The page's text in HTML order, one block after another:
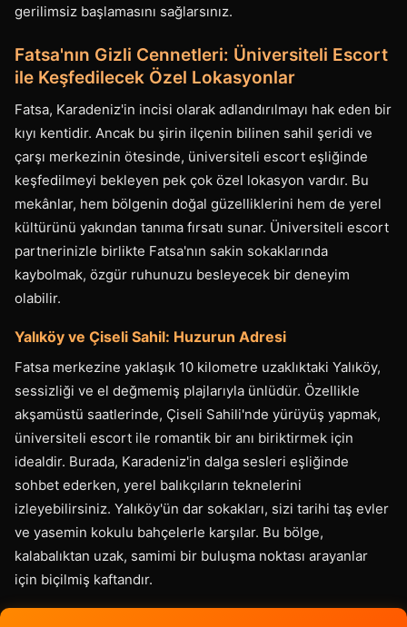
gerilimsiz başlamasını sağlarsınız.
Fatsa'nın Gizli Cennetleri: Üniversiteli Escort
ile Keşfedilecek Özel Lokasyonlar
Fatsa, Karadeniz'in incisi olarak adlandırılmayı hak eden bir
kıyı kentidir. Ancak bu şirin ilçenin bilinen sahil şeridi ve
çarşı merkezinin ötesinde, üniversiteli escort eşliğinde
keşfedilmeyi bekleyen pek çok özel lokasyon vardır. Bu
mekânlar, hem bölgenin doğal güzelliklerini hem de yerel
kültürünü yakından tanıma fırsatı sunar. Üniversiteli escort
partnerinizle birlikte Fatsa'nın sakin sokaklarında
kaybolmak, özgür ruhunuzu besleyecek bir deneyim
olabilir.
Yalıköy ve Çiseli Sahil: Huzurun Adresi
Fatsa merkezine yaklaşık 10 kilometre uzaklıktaki Yalıköy,
sessizliği ve el değmemiş plajlarıyla ünlüdür. Özellikle
akşamüstü saatlerinde, Çiseli Sahili'nde yürüyüş yapmak,
üniversiteli escort ile romantik bir anı biriktirmek için
idealdir. Burada, Karadeniz'in dalga sesleri eşliğinde
sohbet ederken, yerel balıkçıların teknelerini
izleyebilirsiniz. Yalıköy'ün dar sokakları, sizi tarihi taş evler
ve yasemin kokulu bahçelerle karşılar. Bu bölge,
kalabalıktan uzak, samimi bir buluşma noktası arayanlar
için biçilmiş kaftandır.